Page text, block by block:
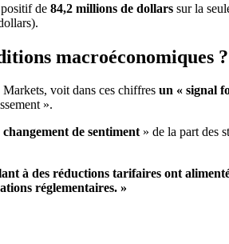
de 84,2 millions de dollars sur la
macroéconomiques ?
voit dans ces chiffres un « signal
».
de sentiment» de la part des
à des réductions tarifaires ont
réglementaires. »